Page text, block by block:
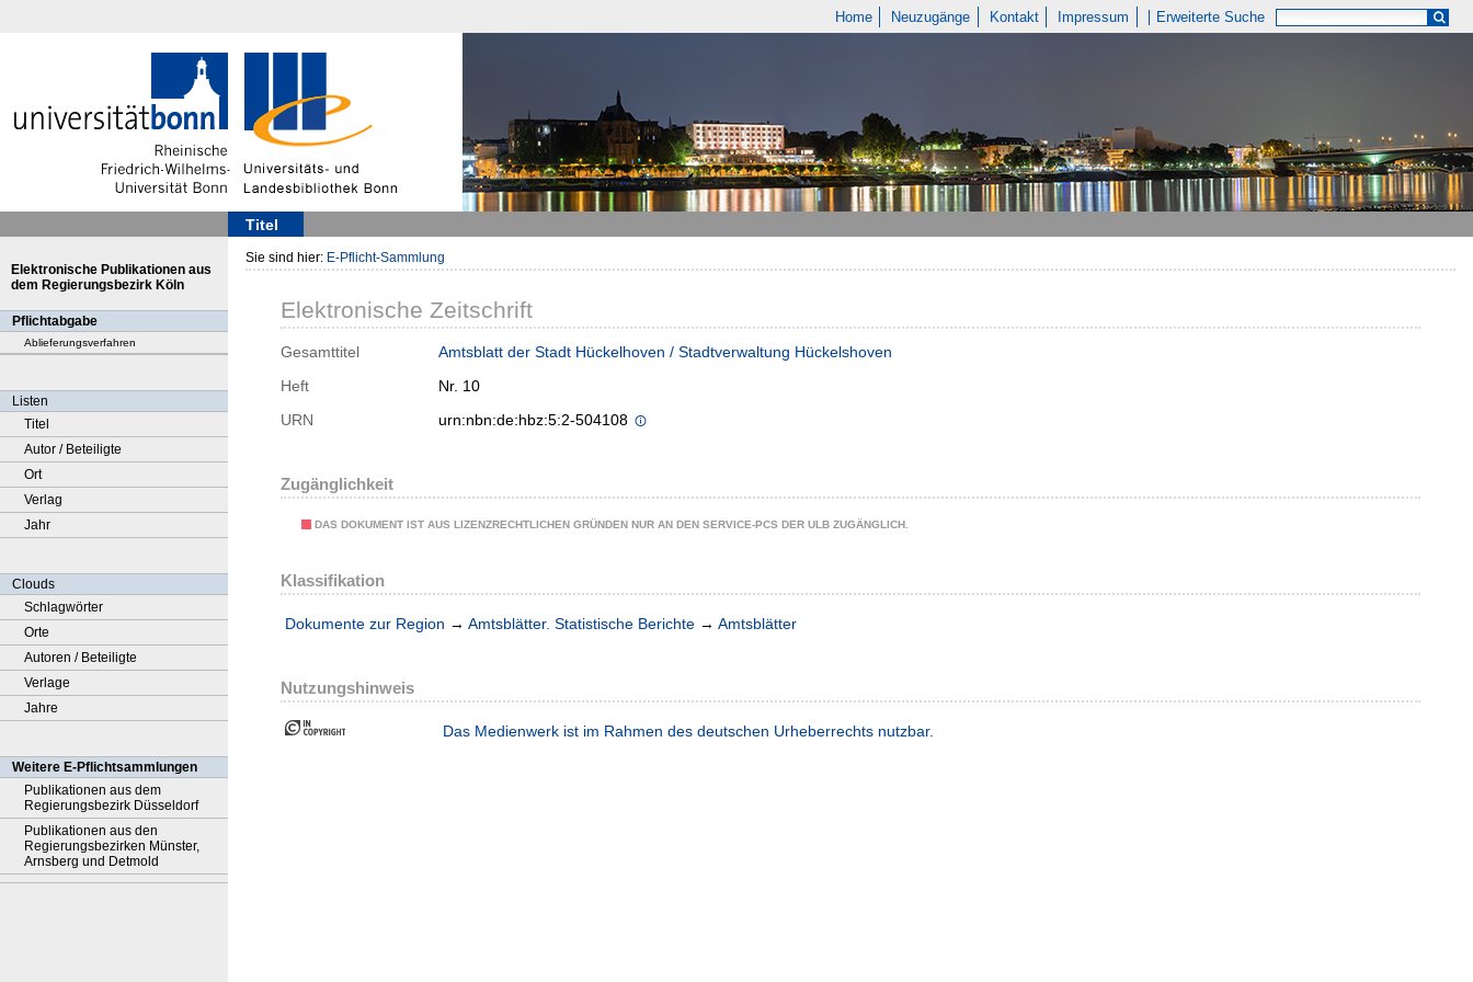
Home Neuzugänge Kontakt Impressum Erweiterte Suche
Titel
Elektronische Publikationen aus
dem Regierungsbezirk Köln
Pflichtabgabe
Ablieferungsverfahren
Listen
Titel
Autor / Beteiligte
Ort
Verlag
Jahr
Clouds
Schlagwörter
Orte
Autoren / Beteiligte
Verlage
Jahre
Weitere E-Pflichtsammlungen
Publikationen aus dem
Regierungsbezirk Düsseldorf
Publikationen aus den
Regierungsbezirken Münster,
Arnsberg und Detmold
Sie sind hier: E-Pflicht-Sammlung
Elektronische Zeitschrift
Gesamttitel
Amtsblatt der Stadt Hückelhoven / Stadtverwaltung Hückelshoven
Heft
Nr. 10
URN
urn:nbn:de:hbz:5:2-504108
Zugänglichkeit
DAS DOKUMENT IST AUS LIZENZRECHTLICHEN GRÜNDEN NUR AN DEN SERVICE-PCS DER ULB ZUGÄNGLICH.
Klassifikation
Dokumente zur Region → Amtsblätter. Statistische Berichte → Amtsblätter
Nutzungshinweis
Das Medienwerk ist im Rahmen des deutschen Urheberrechts nutzbar.